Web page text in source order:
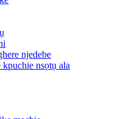
njedebe
nsọtụ ala